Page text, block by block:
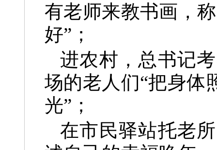
有老师来教书画，
好”；
进农村，总书记
场的老人们“把身体
光”；
在市民驿站托老